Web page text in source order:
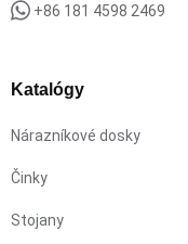
+86 181 4598 2469
Katalógy
Nárazníkové dosky
Činky
Stojany